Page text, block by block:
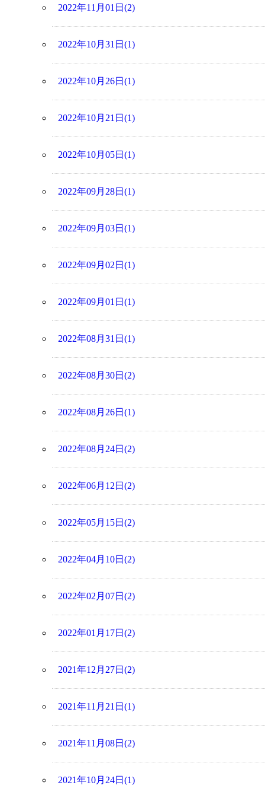
2022年11月01日(2)
2022年10月31日(1)
2022年10月26日(1)
2022年10月21日(1)
2022年10月05日(1)
2022年09月28日(1)
2022年09月03日(1)
2022年09月02日(1)
2022年09月01日(1)
2022年08月31日(1)
2022年08月30日(2)
2022年08月26日(1)
2022年08月24日(2)
2022年06月12日(2)
2022年05月15日(2)
2022年04月10日(2)
2022年02月07日(2)
2022年01月17日(2)
2021年12月27日(2)
2021年11月21日(1)
2021年11月08日(2)
2021年10月24日(1)